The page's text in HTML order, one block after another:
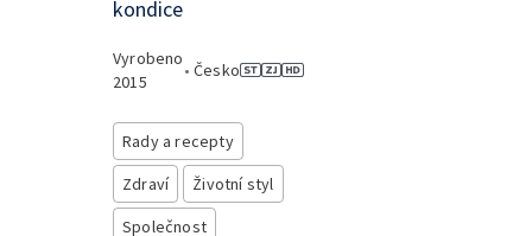
kondice
Vyrobeno
2015
• Česko
Rady a recepty
Zdraví
Životní styl
Společnost